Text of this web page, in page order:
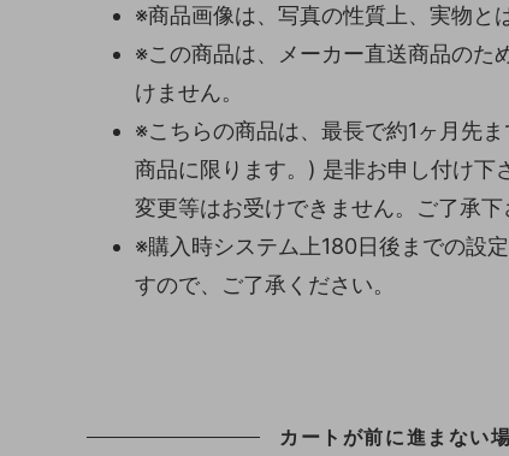
※商品画像は、写真の性質上、実物と
※この商品は、メーカー直送商品のた
けません。
※こちらの商品は、最長で約1ヶ月先
商品に限ります。) 是非お申し付け下
変更等はお受けできません。ご了承下
※購入時システム上180日後までの設
すので、ご了承ください。
カートが前に進まない